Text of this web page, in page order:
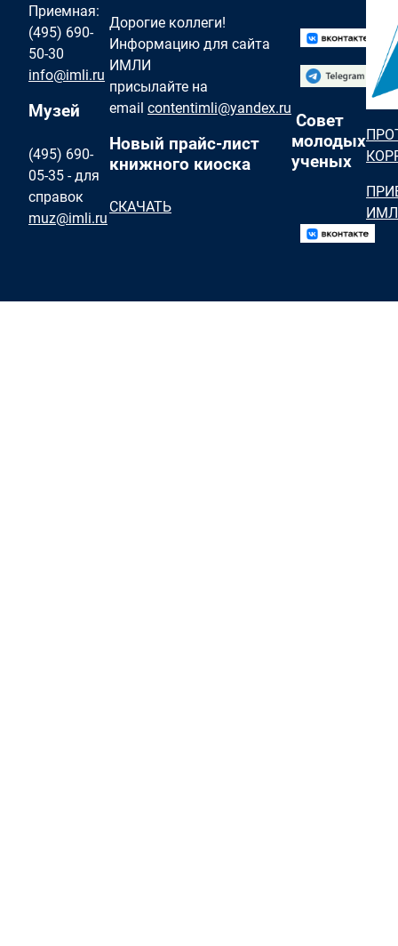
Приемная:
(495) 690-
50-30
info@imli.ru
Музей
(495) 690-
05-35 - для
справок
muz@imli.ru
Дорогие коллеги!
Информацию для сайта
ИМЛИ
присылайте на
email contentimli@yandex.ru
Новый прайс-лист
книжного киоска
СКАЧАТЬ
Совет
молодых
ученых